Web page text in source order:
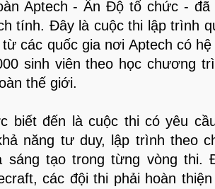
Aptech - Ấn Độ tổ chức -
tính. Đây là cuộc thi lập trình
các quốc gia nơi Aptech có
sinh viên theo học chương
thế giới.
biết đến là cuộc thi có yêu
năng tư duy, lập trình theo
sáng tạo trong từng vòng thi.
các đội thi phải hoàn